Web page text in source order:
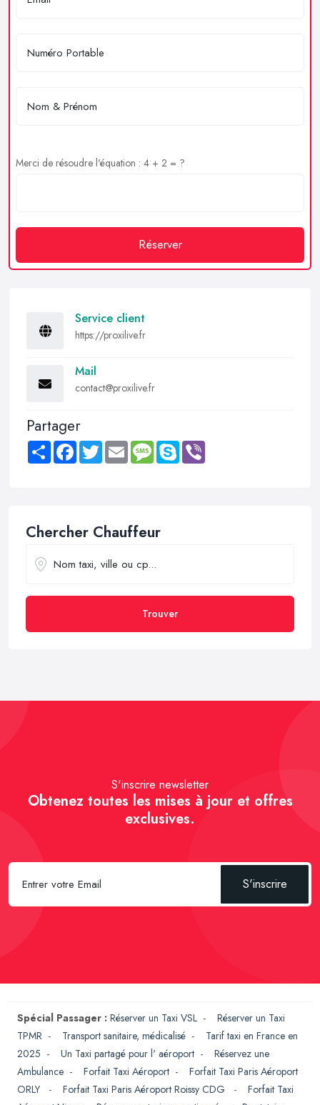
Merci de résoudre l'équation : 4 + 2 = ?
Réserver
Service client
https://proxilive.fr
Mail
contact@proxilive.fr
Partager
Share FacebookTwitter Email MessageSkype
Chercher Chauffeur
Trouver
S'inscrire newsletter
Obtenez toutes les mises à jour et offres
exclusives.
S'inscrire
Spécial Passager : Réserver un Taxi VSL - Réserver un Taxi
TPMR - Transport sanitaire, médicalisé - Tarif taxi en France en
2025 - Un Taxi partagé pour l' aéroport - Réservez une
Ambulance - Forfait Taxi Aéroport - Forfait Taxi Paris Aéroport
ORLY
- Forfait Taxi Paris Aéroport Roissy CDG - Forfait Taxi